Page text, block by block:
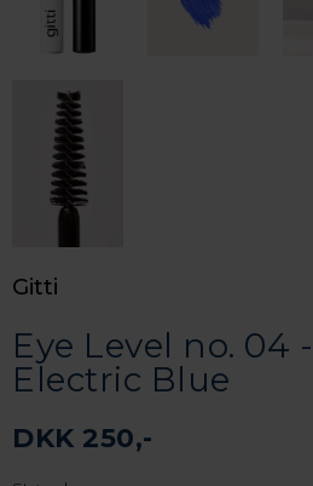
Gitti
Eye Level no. 04
Electric Blue
DKK 250,-